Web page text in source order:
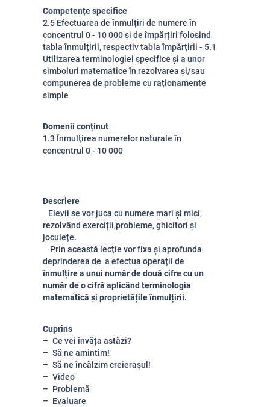
Competențe specifice
2.5 Efectuarea de înmulțiri de numere în
concentrul 0 - 10 000 și de împărțiri folosind
tabla înmulțirii, respectiv tabla împărțirii - 5.1
Utilizarea terminologiei specifice și a unor
simboluri matematice în rezolvarea și/sau
compunerea de probleme cu raționamente
simple
Domenii conținut
1.3 Înmulțirea numerelor naturale în
concentrul 0 - 10 000
Descriere
Elevii se vor juca cu numere mari și mici,
rezolvând exerciții,probleme, ghicitori și
joculețe.
Prin această lecție vor fixa și aprofunda
deprinderea de a efectua operații de
înmulțire a unui număr de două cifre cu un
număr de o cifră aplicând terminologia
matematică și proprietățile înmulțirii.
Cuprins
Ce vei învăța astăzi?
Să ne amintim!
Să ne încălzim creierașul!
Video
Problemă
Evaluare